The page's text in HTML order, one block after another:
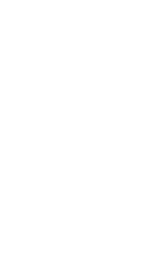
Reabierto el parque
tras detectarse alimentos
Javier Fernández: "El
preocupación y una
Las ferias de verano de
andaluces se quedan sin
Los ministros Marlaska,
comparecerán por las crisis
Cae una de las mayores
personas y droga en